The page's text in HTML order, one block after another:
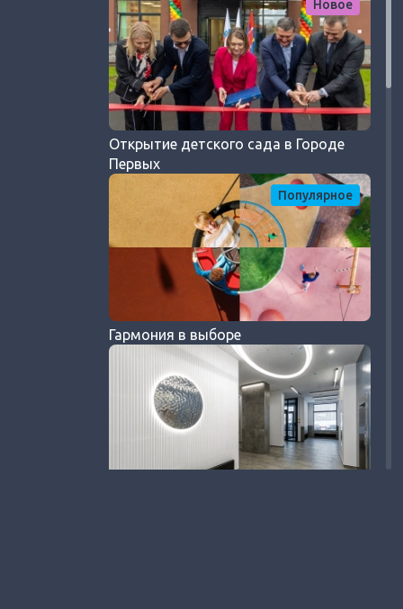
Новое
Открытие детского сада в Городе
Первых
Популярное
Гармония в выборе